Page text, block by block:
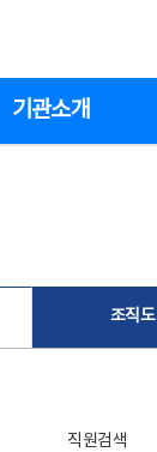
기관소개
조직도
직원검색